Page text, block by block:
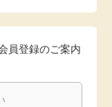
員登録のご案内